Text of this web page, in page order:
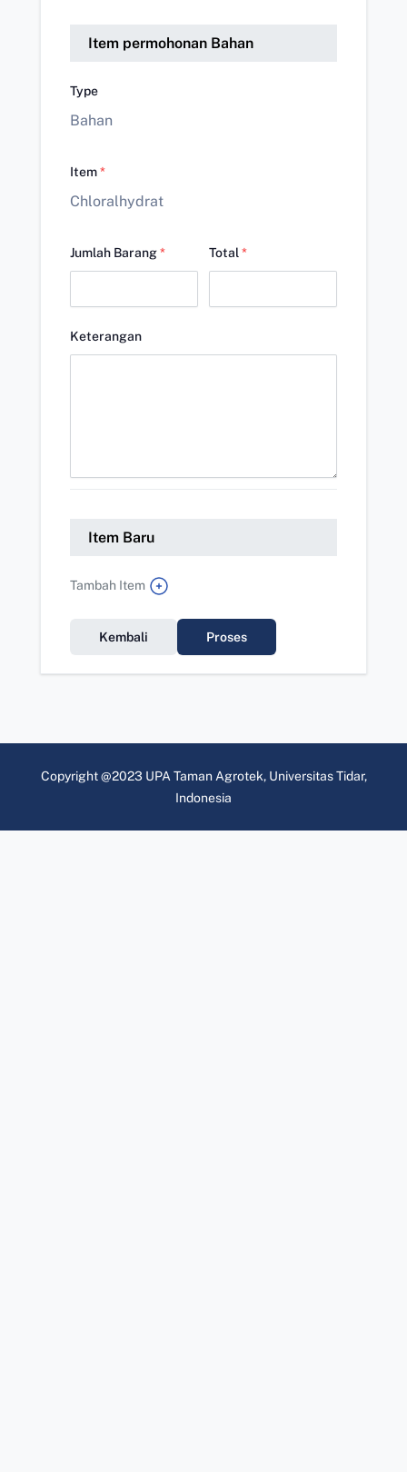
Item permohonan Bahan
Type
Bahan
Item*
Chloralhydrat
Jumlah Barang* Total *
Keterangan
Item Baru
Tambah Item
Kembali Proses
Copyright @2023 UPA Taman Agrotek, Universitas Tidar,
Indonesia